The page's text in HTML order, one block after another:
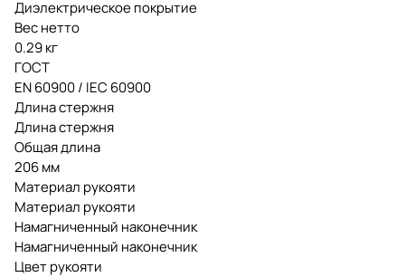
Диэлектрическое покрытие
Вес нетто
0.29 кг
ГОСТ
EN 60900 / IEC 60900
Длина стержня
Длина стержня
Общая длина
206 мм
Материал рукояти
Материал рукояти
Намагниченный наконечник
Намагниченный наконечник
Цвет рукояти